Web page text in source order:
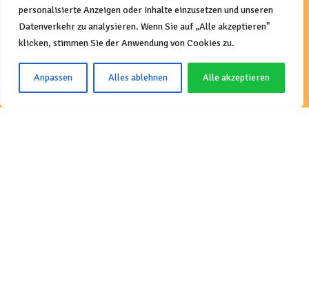
personalisierte Anzeigen oder Inhalte einzusetzen und unseren
Datenverkehr zu analysieren. Wenn Sie auf „Alle akzeptieren"
klicken, stimmen Sie der Anwendung von Cookies zu.
Anpassen Alles ablehnen Alle akzeptieren